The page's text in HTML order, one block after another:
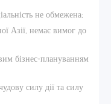
не обмежена;
Азії, немає вимог до
бізнес-плануванням
силу дії та силу